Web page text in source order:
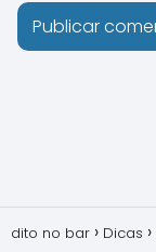
dito no bar Dicas